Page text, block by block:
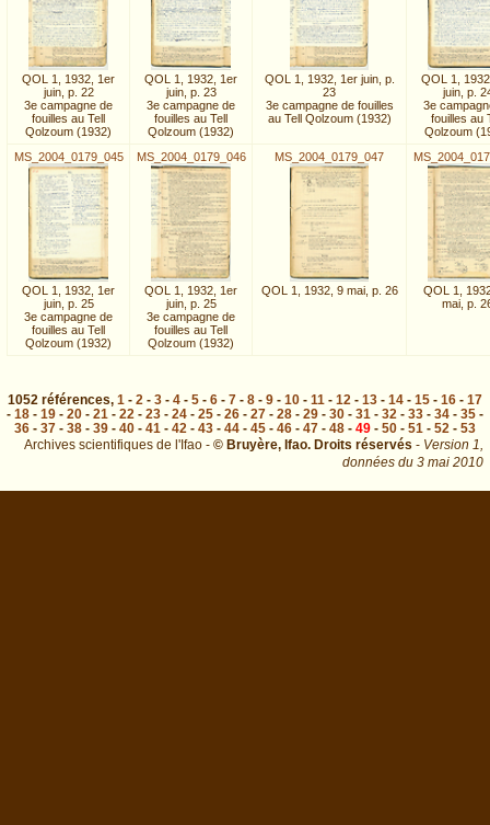
QOL 1, 1932, 1er
juin, p. 22
3e campagne de
fouilles au Tell
Qolzoum (1932)
QOL 1, 1932, 1er
juin, p. 23
3e campagne de
fouilles au Tell
Qolzoum (1932)
QOL 1, 1932, 1er juin, p.
23
3e campagne de fouilles
au Tell Qolzoum (1932)
QOL 1,
juin, p.
3e
fouilles au
Qolzoum
MS_2004_0179_045
QOL 1, 1932, 1er
juin, p. 25
3e campagne de
fouilles au Tell
Qolzoum (1932)
MS_2004_0179_046
QOL 1, 1932, 1er
juin, p. 25
3e campagne de
fouilles au Tell
Qolzoum (1932)
MS_2004_0179_047
QOL 1, 1932, 9 mai, p. 26
QOL 1,
mai, p.
1052 références, 1 - 2 - 3 - 4 - 5 - 6 - 7 - 8 - 9 - 10 - 11 - 12 - 13 - 14 - 15 - 16 - 17
- 18 - 19 - 20 - 21 - 22 - 23 - 24 - 25 - 26 - 27 - 28 - 29 - 30 - 31 - 32 - 33 - 34 - 35 -
36 - 37 - 38 - 39 - 40 - 41 - 42 - 43 - 44 - 45 - 46 - 47 - 48 - 49 - 50 - 51 - 52 - 53
Archives scientifiques de l'Ifao - © Bruyère, Ifao. Droits réservés - Version 1,
données du 3 mai 2010